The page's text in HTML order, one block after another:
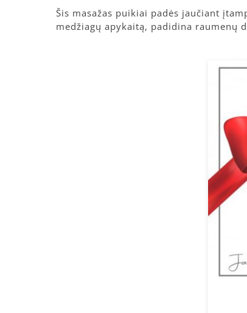
Šis masažas puikiai padės jaučiant
medžiagų apykaitą, padidina raumenų